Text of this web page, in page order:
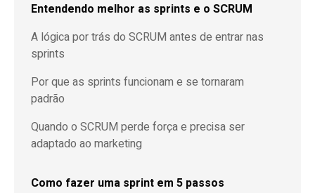
Entendendo melhor as sprints e o SCRUM
A lógica por trás do SCRUM antes de entrar nas
sprints
Por que as sprints funcionam e se tornaram
padrão
Quando o SCRUM perde força e precisa ser
adaptado ao marketing
Como fazer uma sprint em 5 passos